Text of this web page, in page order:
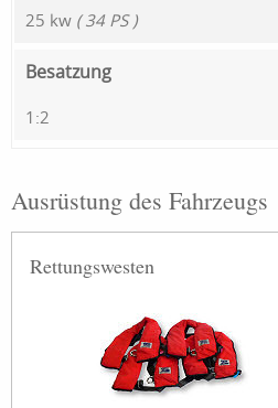
25 kw ( 34 PS )
Besatzung
1:2
Ausrüstung des Fahrzeugs
Rettungswesten